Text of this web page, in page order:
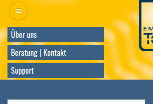
Direkt
zum
InhaltÜber uns
Beratung | Kontakt
Support